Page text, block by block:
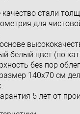
стали
для
белый цвет (по
без пор
140х70 см
5 лет от